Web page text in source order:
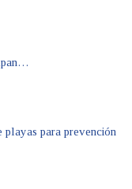
playas para prevención